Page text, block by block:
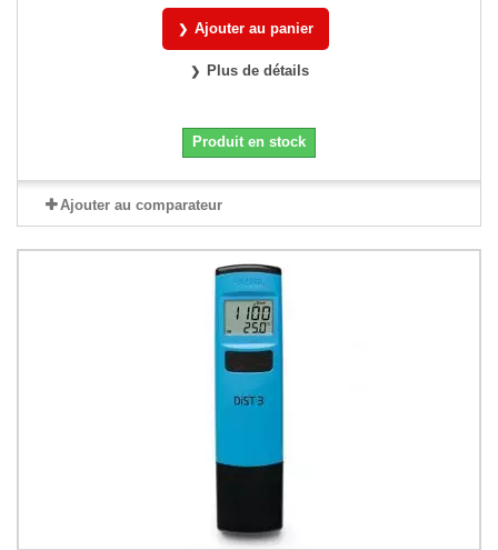
Ajouter au panier
Plus de détails
Produit en stock
Ajouter au comparateur